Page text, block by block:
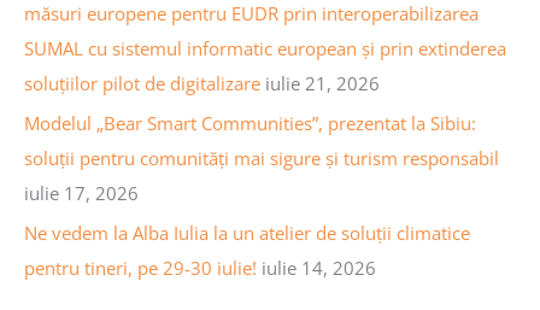
măsuri europene pentru EUDR prin interoperabilizarea
SUMAL cu sistemul informatic european și prin extinderea
soluțiilor pilot de digitalizare iulie 21, 2026
Modelul „Bear Smart Communities”, prezentat la Sibiu:
soluții pentru comunități mai sigure și turism responsabil
iulie 17, 2026
Ne vedem la Alba Iulia la un atelier de soluții climatice
pentru tineri, pe 29-30 iulie! iulie 14, 2026
o
l
e